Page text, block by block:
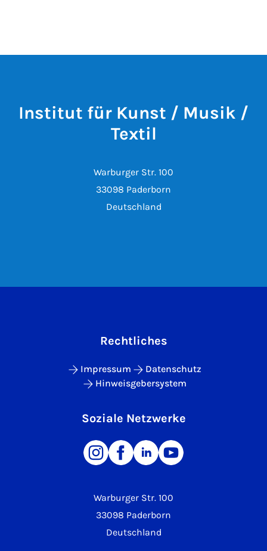
Institut für Kunst / Musik /
Textil
Warburger Str. 100
33098 Paderborn
Deutschland
Warburger Str. 100
33098 Paderborn
Deutschland
Rechtliches
Impressum
Datenschutz
Hinweisgebersystem
Soziale Netzwerke